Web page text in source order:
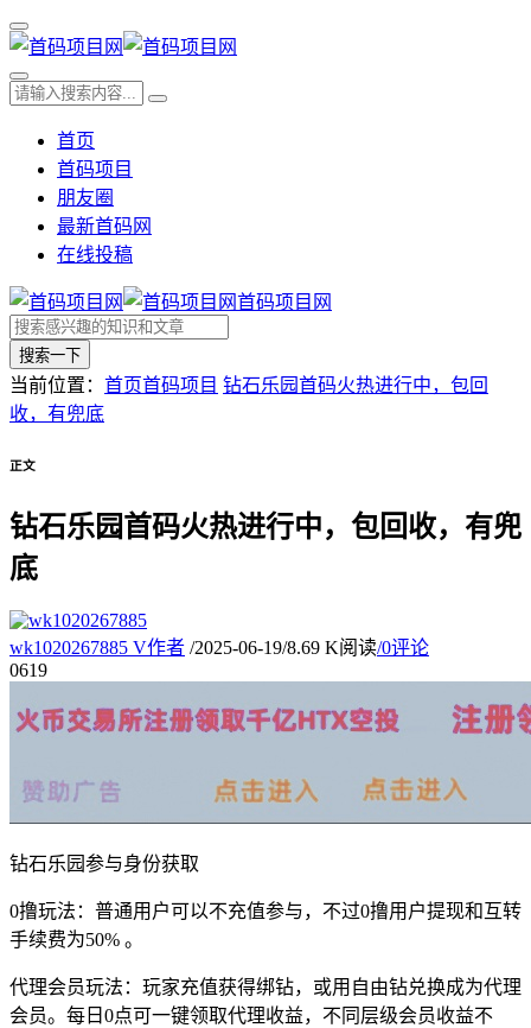
首页
首码项目
朋友圈
最新首码网
在线投稿
首码项目网
搜索一下
当前位置： 首页首码项目 钻石乐园首码火热进行中，包回
收，有兜底
正文
钻石乐园首码火热进行中，包回收，有兜
底
wk1020267885 V作者 /2025-06-19/8.69 K阅读/0评论
0619
钻石乐园参与身份获取
0撸玩法：普通用户可以不充值参与，不过0撸用户提现和互转
手续费为50% 。
代理会员玩法：玩家充值获得绑钻，或用自由钻兑换成为代理
会员。每日0点可一键领取代理收益，不同层级会员收益不